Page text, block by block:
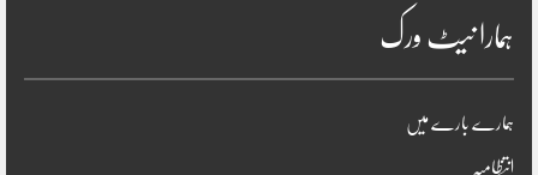
ہمارا نیٹ ورک
ہمارے بارے میں
انتظامیہ